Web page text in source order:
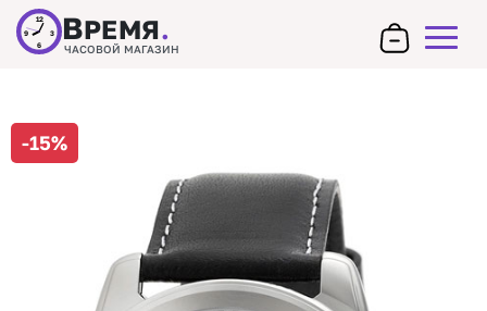
12
3
6
9 ВРЕМЯ.
ЧАСОВОЙ МАГАЗИН
-15%